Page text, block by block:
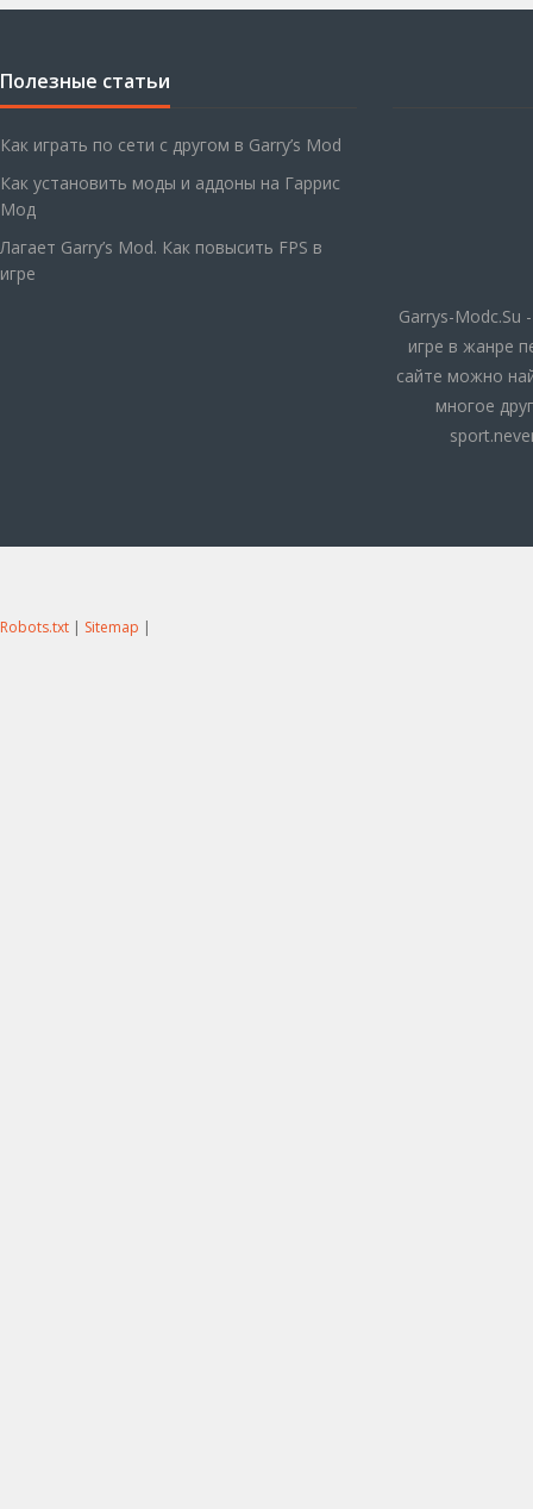
Полезные статьи
Как играть по сети с другом в Garry’s Mod
Как установить моды и аддоны на Гаррис
Мод
Лагает Garry’s Mod. Как повысить FPS в
игре
Garrys-Modc.Su
игре в жанре
сайте можно
многое
Robots.txt | Sitemap |